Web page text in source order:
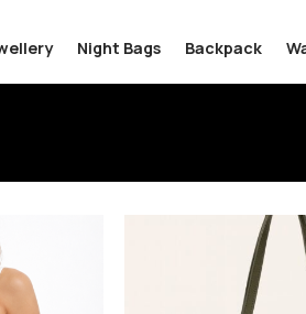
Night Bags Backpack